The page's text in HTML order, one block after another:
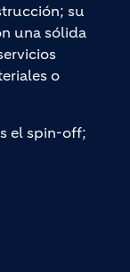
su
una sólida
o
el spin-off;